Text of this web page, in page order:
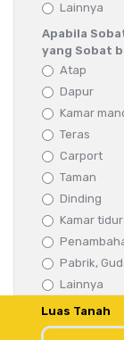
Lainnya
Apabila
yang Sobat
Atap
Dapur
Kamar
Teras
Carport
Taman
Dinding
Kamar tidur
Pabrik,
Lainnya
Luas Tanah